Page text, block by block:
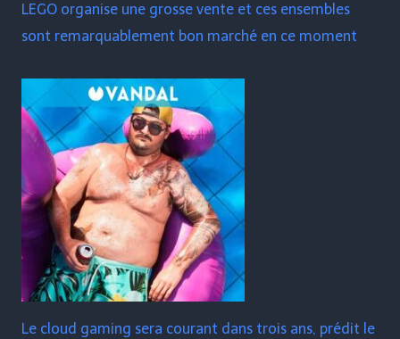
LEGO organise une grosse vente et ces ensembles
sont remarquablement bon marché en ce moment
Le cloud gaming sera courant dans trois ans, prédit le